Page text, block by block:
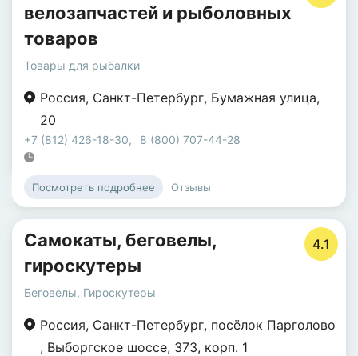
велозапчастей и рыболовных
товаров
Товары для рыбалки
Россия, Санкт-Петербург, Бумажная улица,
20
+7 (812) 426-18-30, 8 (800) 707-44-28
Посмотреть подробнее Отзывы
Самокаты, беговелы,
гироскутеры
4.1
Беговелы, Гироскутеры
Россия, Санкт-Петербург, посёлок Парголово
, Выборгское шоссе, 373, корп. 1